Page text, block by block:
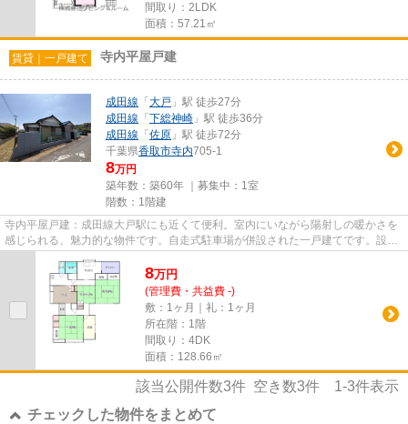
間取り：2LDK
面積：57.21㎡
賃貸｜一戸建て 寺内平屋戸建
成田線 「 大戸 」駅 徒歩27分
成田線 「 下総神崎 」駅 徒歩36分
成田線 「 佐原 」駅 徒歩72分
千葉県香取市寺内705-1
8万円
築年数：築60年 ｜募集中： 1室
階数：1階建
寺内平屋戸建：成田線大戸駅にも近くて便利。室内にいながら陽射しの暖かさを
感じられる、魅力的な物件です。自走式駐車場が併設された一戸建てです。設備
8万円
(管理費・共益費 -)
敷：1ヶ月｜礼：1ヶ月
所在階：1階
間取り：4DK
面積：128.66㎡
該当公開件数3件 空き数3件 1-3件表示
チェックした物件をまとめて